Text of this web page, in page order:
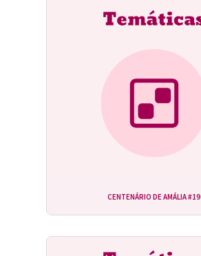
CENTENÁRIO DE AMÁLIA #19